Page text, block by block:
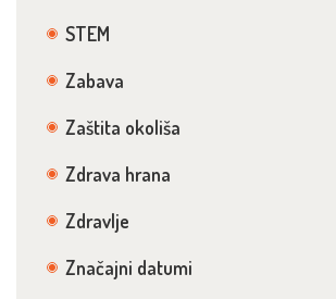
STEM
Zabava
Zaštita okoliša
Zdrava hrana
Zdravlje
Značajni datumi